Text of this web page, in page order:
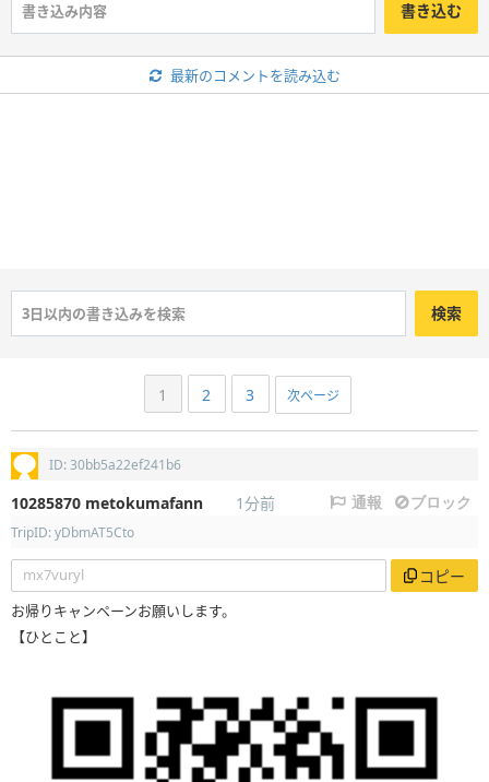
書き込む
最新のコメントを読み込む
検索
1 2 3 次ページ
ID: 30bb5a22ef241b6
10285870 metokumafann 1分前 通報 ブロック
TripID: yDbmAT5Cto
mx7vuryl コピー
お帰りキャンペーンお願いします。
【ひとこと】